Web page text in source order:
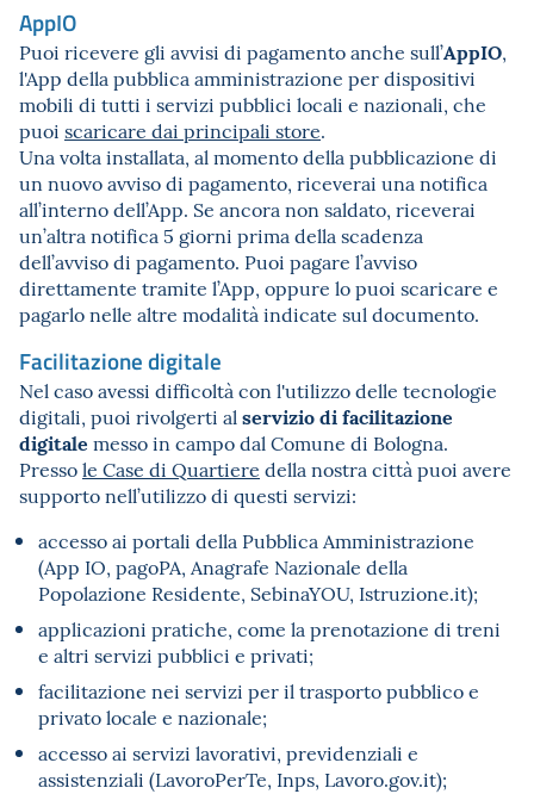
AppIO
Puoi ricevere gli avvisi di pagamento anche sull’AppIO,
l'App della pubblica amministrazione per dispositivi
mobili di tutti i servizi pubblici locali e nazionali, che
puoi scaricare dai principali store.
Una volta installata, al momento della pubblicazione di
un nuovo avviso di pagamento, riceverai una notifica
all’interno dell’App. Se ancora non saldato, riceverai
un’altra notifica 5 giorni prima della scadenza
dell’avviso di pagamento. Puoi pagare l’avviso
direttamente tramite l’App, oppure lo puoi scaricare e
pagarlo nelle altre modalità indicate sul documento.
Facilitazione digitale
Nel caso avessi difficoltà con l'utilizzo delle tecnologie
digitali, puoi rivolgerti alservizio di facilitazione
digitale messo in campo dal Comune di Bologna.
Pressole Case di Quartiere della nostra città puoi avere
supporto nell’utilizzo di questi servizi:
accesso ai portali della Pubblica Amministrazione
(App IO, pagoPA, Anagrafe Nazionale della
Popolazione Residente, SebinaYOU, Istruzione.it);
applicazioni pratiche, come la prenotazione di treni
e altri servizi pubblici e privati;
facilitazione nei servizi per il trasporto pubblico e
privato locale e nazionale;
accesso ai servizi lavorativi, previdenziali e
assistenziali (LavoroPerTe, Inps, Lavoro.gov.it);